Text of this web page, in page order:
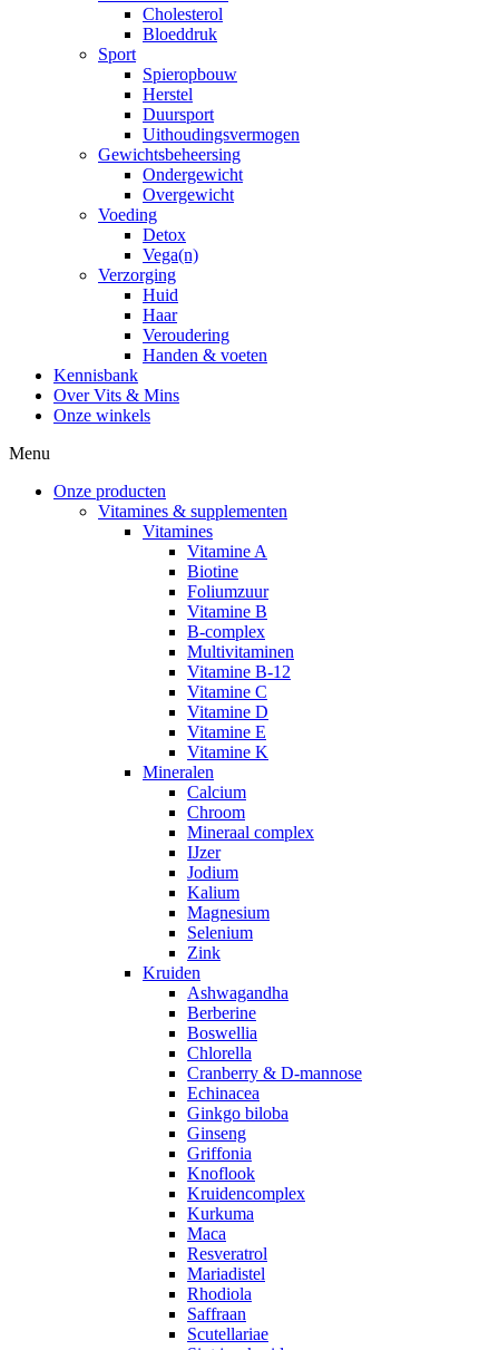
Cholesterol
Bloeddruk
Sport
Spieropbouw
Herstel
Duursport
Uithoudingsvermogen
Gewichtsbeheersing
Ondergewicht
Overgewicht
Voeding
Detox
Vega(n)
Verzorging
Huid
Haar
Veroudering
Handen & voeten
Kennisbank
Over Vits & Mins
Onze winkels
Menu
Onze producten
Vitamines & supplementen
Vitamines
Vitamine A
Biotine
Foliumzuur
Vitamine B
B-complex
Multivitaminen
Vitamine B-12
Vitamine C
Vitamine D
Vitamine E
Vitamine K
Mineralen
Calcium
Chroom
Mineraal complex
IJzer
Jodium
Kalium
Magnesium
Selenium
Zink
Kruiden
Ashwagandha
Berberine
Boswellia
Chlorella
Cranberry & D-mannose
Echinacea
Ginkgo biloba
Ginseng
Griffonia
Knoflook
Kruidencomplex
Kurkuma
Maca
Resveratrol
Mariadistel
Rhodiola
Saffraan
Scutellariae